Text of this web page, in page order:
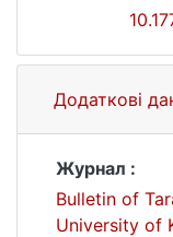
Додаткові
Журнал :
Bulletin of
University of